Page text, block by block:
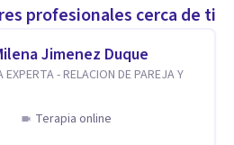
profesionales cerca de ti
Jimenez Duque
- RELACION DE PAREJA Y
Terapia online